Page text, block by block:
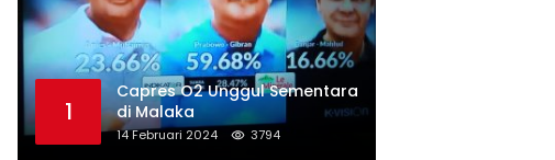
1
Capres O2 Unggul Sementara
di Malaka
14 Februari 2024 3794